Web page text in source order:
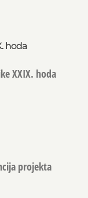
hoda
XXIX. hoda
projekta